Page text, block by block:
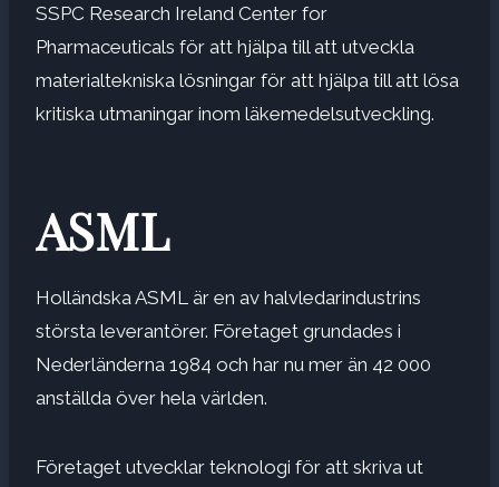
SSPC Research Ireland Center for
Pharmaceuticals för att hjälpa till att utveckla
materialtekniska lösningar för att hjälpa till att lösa
kritiska utmaningar inom läkemedelsutveckling.
ASML
Holländska ASML är en av halvledarindustrins
största leverantörer. Företaget grundades i
Nederländerna 1984 och har nu mer än 42 000
anställda över hela världen.
Företaget utvecklar teknologi för att skriva ut